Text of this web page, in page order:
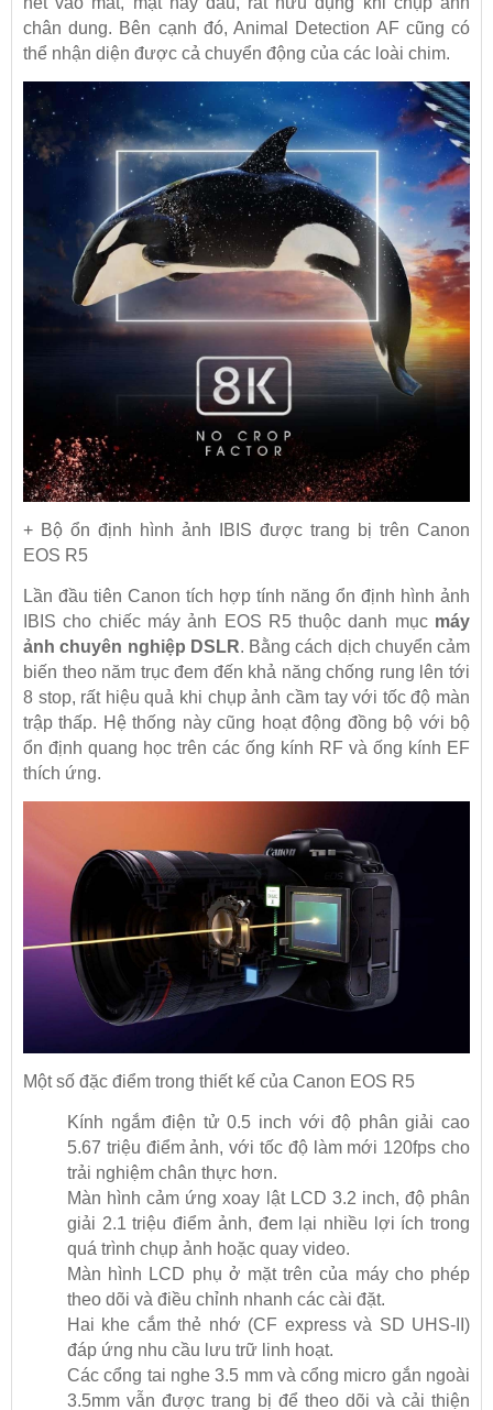
chân dung. Bên cạnh đó, Animal Detection AF cũng có
thể nhận diện được cả chuyển động của các loài chim.
+ Bộ ổn định hình ảnh IBIS được trang bị trên Canon
EOS R5
Lần đầu tiên Canon tích hợp tính năng ổn định hình ảnh
IBIS cho chiếc máy ảnh EOS R5 thuộc danh mục máy
ảnh chuyên nghiệp DSLR. Bằng cách dịch chuyển cảm
biến theo năm trục đem đến khả năng chống rung lên tới
8 stop, rất hiệu quả khi chụp ảnh cầm tay với tốc độ màn
trập thấp. Hệ thống này cũng hoạt động đồng bộ với bộ
ổn định quang học trên các ống kính RF và ống kính EF
thích ứng.
Một số đặc điểm trong thiết kế của Canon EOS R5
Kính ngắm điện tử 0.5 inch với độ phân giải cao
5.67 triệu điểm ảnh, với tốc độ làm mới 120fps cho
trải nghiệm chân thực hơn.
Màn hình cảm ứng xoay lật LCD 3.2 inch, độ phân
giải 2.1 triệu điểm ảnh, đem lại nhiều lợi ích trong
quá trình chụp ảnh hoặc quay video.
Màn hình LCD phụ ở mặt trên của máy cho phép
theo dõi và điều chỉnh nhanh các cài đặt.
Hai khe cắm thẻ nhớ (CF express và SD UHS-II)
đáp ứng nhu cầu lưu trữ linh hoạt.
Các cổng tai nghe 3.5 mm và cổng micro gắn ngoài
3.5mm vẫn được trang bị để theo dõi và cải thiện